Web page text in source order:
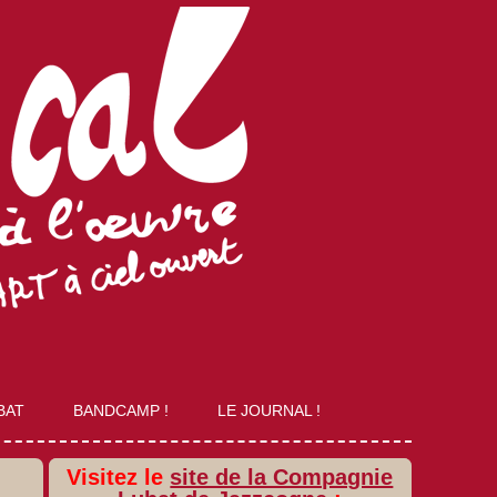
BANDCAMP ! LE JOURNAL !
Visitez le site de la Compagnie